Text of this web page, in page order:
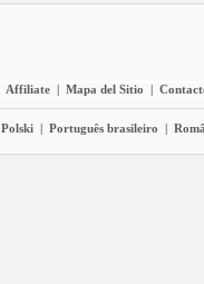
Affiliate | Mapa del Sitio |
Polski | Português brasileiro |